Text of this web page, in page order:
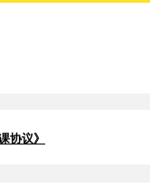
协议》